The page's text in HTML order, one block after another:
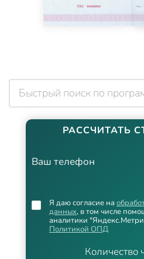
РАССЧИТАТЬ
Ваш телефон
Количество
Я даю согласие на
данных, в том числе
аналитики
Политикой ОПД